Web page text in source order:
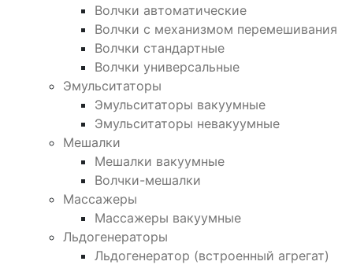
Волчки автоматические
Волчки с механизмом перемешивания
Волчки стандартные
Волчки универсальные
Эмульситаторы
Эмульситаторы вакуумные
Эмульситаторы невакуумные
Мешалки
Мешалки вакуумные
Волчки-мешалки
Массажеры
Массажеры вакуумные
Льдогенераторы
Льдогенератор (встроенный агрегат)